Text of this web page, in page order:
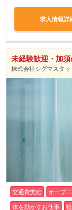
求人情報詳
未経験歓迎・加
株式会社シグマスタ
交通費支給 オープ
体を動かすお仕事